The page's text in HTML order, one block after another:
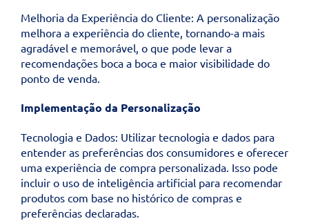
Melhoria da Experiência do Cliente: A personalização
melhora a experiência do cliente, tornando-a mais
agradável e memorável, o que pode levar a
recomendações boca a boca e maior visibilidade do
ponto de venda.
Implementação da Personalização
Tecnologia e Dados: Utilizar tecnologia e dados para
entender as preferências dos consumidores e oferecer
uma experiência de compra personalizada. Isso pode
incluir o uso de inteligência artificial para recomendar
produtos com base no histórico de compras e
preferências declaradas.